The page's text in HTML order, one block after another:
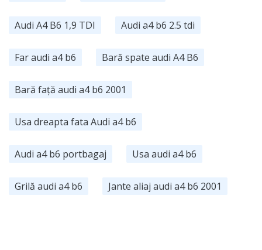
Audi A4 B6 1,9 TDI Audi a4 b6 2.5 tdi
Far audi a4 b6 Bară spate audi A4 B6
Bară față audi a4 b6 2001
Usa dreapta fata Audi a4 b6
Audi a4 b6 portbagaj Usa audi a4 b6
Grilă audi a4 b6 Jante aliaj audi a4 b6 2001